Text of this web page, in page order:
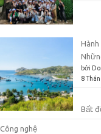
Hành
bởi
8
Bất
Công nghệ